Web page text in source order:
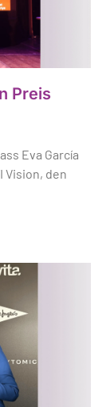
Preis
Eva García
Vision, den